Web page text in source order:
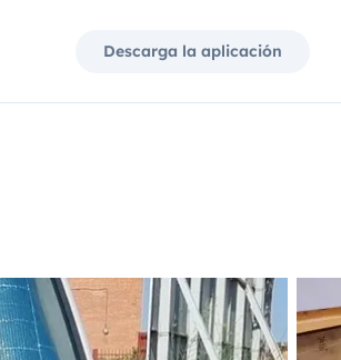
Descarga la aplicación